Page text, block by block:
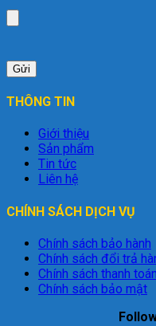
THÔNG TIN
Giới thiệu
Sản phẩm
Tin tức
Liên hệ
CHÍNH SÁCH DỊCH VỤ
Chính sách bảo hành
Chính sách đổi trả
Chính sách thanh toán
Chính sách bảo mật